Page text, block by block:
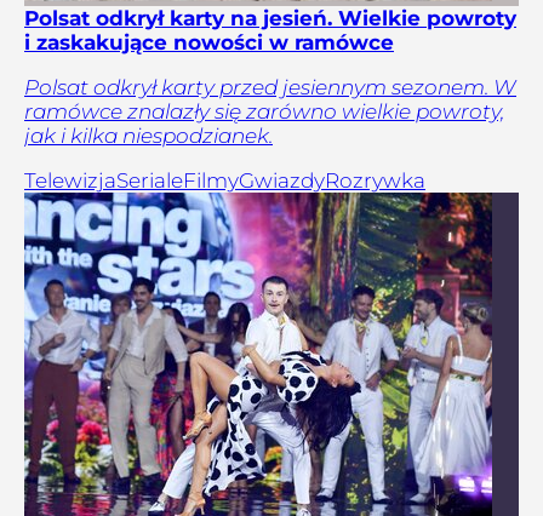
Polsat odkrył karty na jesień. Wielkie powroty
i zaskakujące nowości w ramówce
Polsat odkrył karty przed jesiennym sezonem. W
ramówce znalazły się zarówno wielkie powroty,
jak i kilka niespodzianek.
TelewizjaSerialeFilmyGwiazdyRozrywka